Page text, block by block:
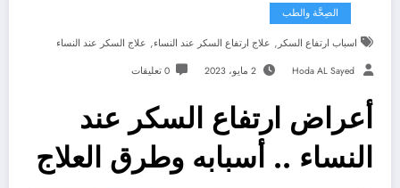
الصِحَّة والطب
اسباب ارتفاع السكر , علاج ارتفاع السكر عند النساء, علاج السكر عند النساء
Hoda AL Sayed 2 مايو، 2023 0 تعليقات
أعراض ارتفاع السكر عند
النساء .. أسبابه وطرق العلاج